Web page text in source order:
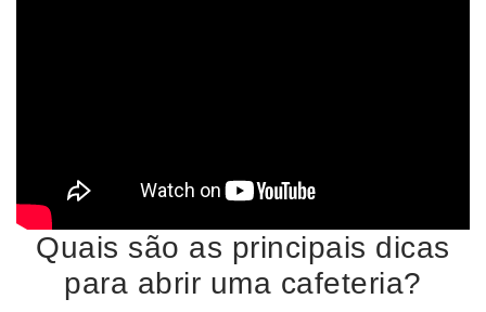
Quais são as principais dicas
para abrir uma cafeteria?